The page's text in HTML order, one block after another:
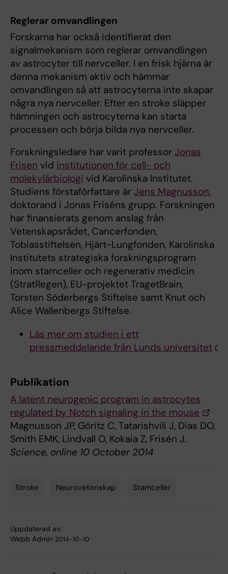
Reglerar omvandlingen
Forskarna har också identifierat den
signalmekanism som reglerar omvandlingen
av astrocyter till nervceller. I en frisk hjärna är
denna mekanism aktiv och hämmar
omvandlingen så att astrocyterna inte skapar
några nya nervceller. Efter en stroke släpper
hämningen och astrocyterna kan starta
processen och börja bilda nya nervceller.
Forskningsledare har varit professor Jonas
Frisen vid institutionen för cell- och
molekylärbiologi vid Karolinska Institutet.
Studiens förstaförfattare är Jens Magnusson,
doktorand i Jonas Friséns grupp. Forskningen
har finansierats genom anslag från
Vetenskapsrådet, Cancerfonden,
Tobiasstiftelsen, Hjärt-Lungfonden, Karolinska
Institutets strategiska forskningsprogram
inom stamceller och regenerativ medicin
(StratRegen), EU-projektet TragetBrain,
Torsten Söderbergs Stiftelse samt Knut och
Alice Wallenbergs Stiftelse.
Läs mer om studien i ett
pressmeddelande från Lunds universitet
Publikation
A latent neurogenic program in astrocytes
regulated by Notch signaling in the mouse
Magnusson JP, Göritz C, Tatarishvili J, Dias DO,
Smith EMK, Lindvall O, Kokaia Z, Frisén J.
Science, online 10 October 2014
Stroke Neurovetenskap Stamceller
Uppdaterad av:
Webb Admin 2014-10-10